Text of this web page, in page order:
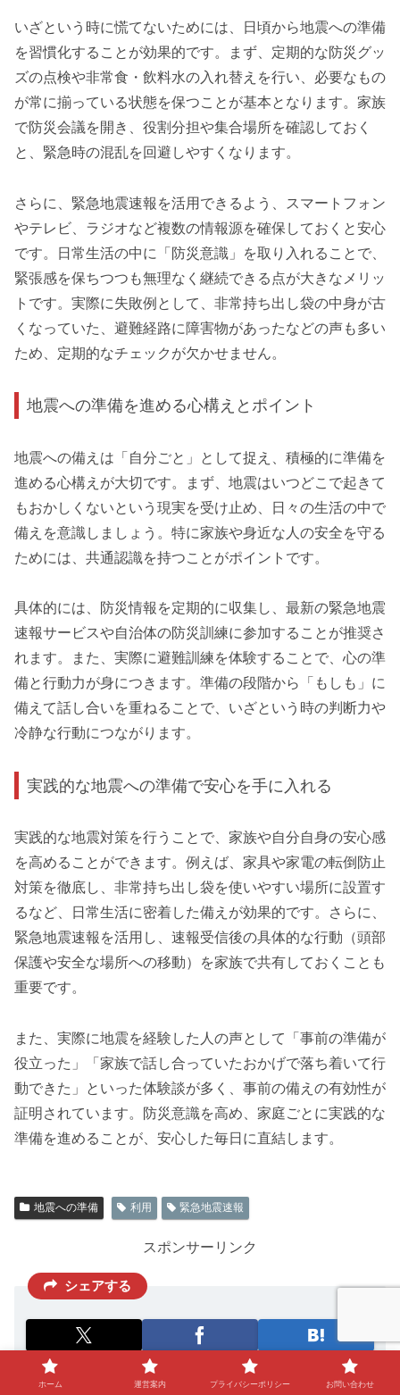
いざという時に慌てないためには、日頃から地震への準備
を習慣化することが効果的です。まず、定期的な防災グッ
ズの点検や非常食・飲料水の入れ替えを行い、必要なもの
が常に揃っている状態を保つことが基本となります。家族
で防災会議を開き、役割分担や集合場所を確認しておく
と、緊急時の混乱を回避しやすくなります。
さらに、緊急地震速報を活用できるよう、スマートフォン
やテレビ、ラジオなど複数の情報源を確保しておくと安心
です。日常生活の中に「防災意識」を取り入れることで、
緊張感を保ちつつも無理なく継続できる点が大きなメリッ
トです。実際に失敗例として、非常持ち出し袋の中身が古
くなっていた、避難経路に障害物があったなどの声も多い
ため、定期的なチェックが欠かせません。
地震への準備を進める心構えとポイント
地震への備えは「自分ごと」として捉え、積極的に準備を
進める心構えが大切です。まず、地震はいつどこで起きて
もおかしくないという現実を受け止め、日々の生活の中で
備えを意識しましょう。特に家族や身近な人の安全を守る
ためには、共通認識を持つことがポイントです。
具体的には、防災情報を定期的に収集し、最新の緊急地震
速報サービスや自治体の防災訓練に参加することが推奨さ
れます。また、実際に避難訓練を体験することで、心の準
備と行動力が身につきます。準備の段階から「もしも」に
備えて話し合いを重ねることで、いざという時の判断力や
冷静な行動につながります。
実践的な地震への準備で安心を手に入れる
実践的な地震対策を行うことで、家族や自分自身の安心感
を高めることができます。例えば、家具や家電の転倒防止
対策を徹底し、非常持ち出し袋を使いやすい場所に設置す
るなど、日常生活に密着した備えが効果的です。さらに、
緊急地震速報を活用し、速報受信後の具体的な行動（頭部
保護や安全な場所への移動）を家族で共有しておくことも
重要です。
また、実際に地震を経験した人の声として「事前の準備が
役立った」「家族で話し合っていたおかげで落ち着いて行
動できた」といった体験談が多く、事前の備えの有効性が
証明されています。防災意識を高め、家庭ごとに実践的な
準備を進めることが、安心した毎日に直結します。
地震への準備 利用 緊急地震速報
スポンサーリンク
シェアする
ホーム 運営案内 プライバシーポリシー お問い合わせ